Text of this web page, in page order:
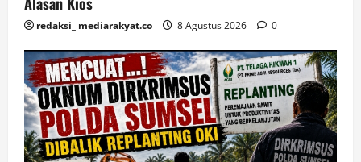
redaksi_ mediarakyat.co 8 Agustus 2026 0